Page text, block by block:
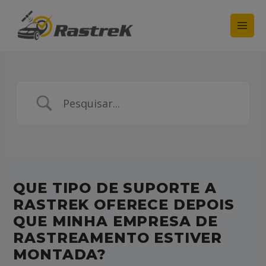
Main
QUE TIPO DE SUPORTE A
RASTREK OFERECE DEPOIS
QUE MINHA EMPRESA DE
RASTREAMENTO ESTIVER
MONTADA?